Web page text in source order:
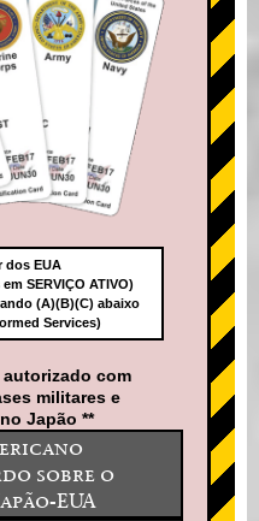
dos EUA
SERVIÇO ATIVO)
(A)(B)(C) abaixo
Services)
com
militares e
Japão **
sobre o
EUA